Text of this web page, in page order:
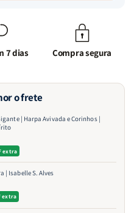
7 dias Compra segura
o frete
| Harpa Avivada e Corinhos |
extra
| Isabelle S. Alves
extra